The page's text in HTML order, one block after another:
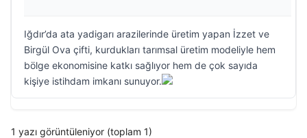
Iğdır’da ata yadigarı arazilerinde üretim yapan İzzet ve
Birgül Ova çifti, kurdukları tarımsal üretim modeliyle hem
bölge ekonomisine katkı sağlıyor hem de çok sayıda
kişiye istihdam imkanı sunuyor.
1 yazı görüntüleniyor (toplam 1)